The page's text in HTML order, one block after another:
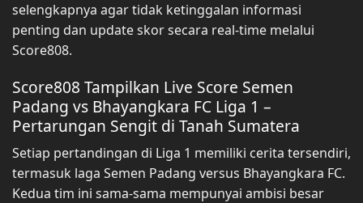
selengkapnya agar tidak ketinggalan informasi
penting dan update skor secara real-time melalui
Score808.
Score808 Tampilkan Live Score Semen
Padang vs Bhayangkara FC Liga 1 –
Pertarungan Sengit di Tanah Sumatera
Setiap pertandingan di Liga 1 memiliki cerita tersendiri,
termasuk laga Semen Padang versus Bhayangkara FC.
Kedua tim ini sama-sama mempunyai ambisi besar